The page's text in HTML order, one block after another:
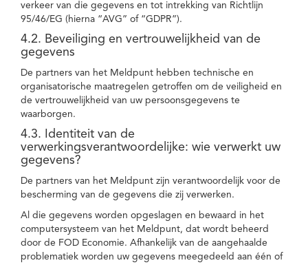
verkeer van die gegevens en tot intrekking van Richtlijn
95/46/EG (hierna “AVG” of “GDPR”).
4.2. Beveiliging en vertrouwelijkheid van de
gegevens
De partners van het Meldpunt hebben technische en
organisatorische maatregelen getroffen om de veiligheid en
de vertrouwelijkheid van uw persoonsgegevens te
waarborgen.
4.3. Identiteit van de
verwerkingsverantwoordelijke: wie verwerkt uw
gegevens?
De partners van het Meldpunt zijn verantwoordelijk voor de
bescherming van de gegevens die zij verwerken.
Al die gegevens worden opgeslagen en bewaard in het
computersysteem van het Meldpunt, dat wordt beheerd
door de FOD Economie. Afhankelijk van de aangehaalde
problematiek worden uw gegevens meegedeeld aan één of